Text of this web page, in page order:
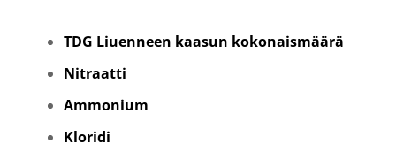
TDG Liuenneen kaasun kokonaismäärä
Nitraatti
Ammonium
Kloridi